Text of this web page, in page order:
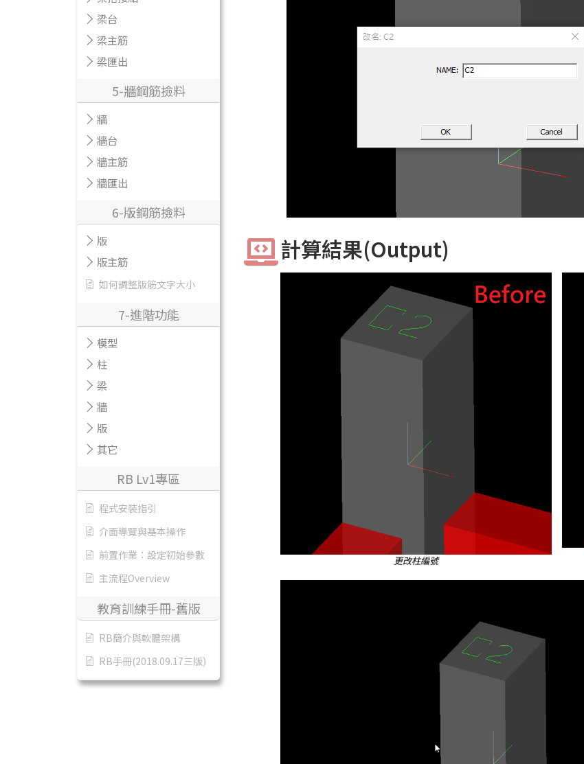
梁台
梁主筋
梁匯出
5-牆鋼筋撿料
牆
牆台
牆主筋
牆匯出
6-版鋼筋撿料
版
版主筋
如何調整版筋文字大小
7-進階功能
模型
柱
梁
牆
版
其它
RB Lv1專區
程式安裝指引
介面導覽與基本操作
前置作業：設定初始參數
主流程Overview
教育訓練手冊-舊版
RB簡介與軟體架構
RB手冊(2018.09.17三版)
計算結果(Output)
更改柱編號